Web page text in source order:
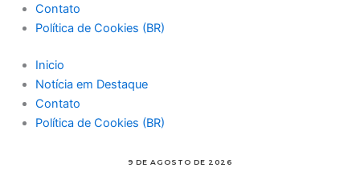
Contato
Política de Cookies (BR)
Inicio
Notícia em Destaque
Contato
Política de Cookies (BR)